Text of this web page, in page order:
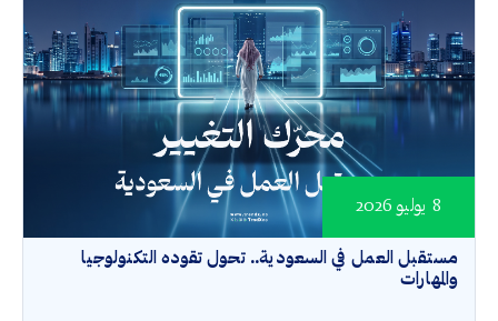
مستقبل العمل في السعودية.. تحول تقوده التكنولوجيا
والمهارات
8 يوليو 2026